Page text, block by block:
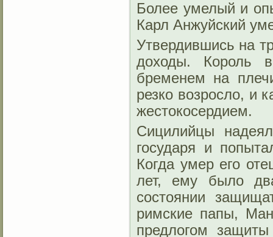
Более умелый и
Карл Анжуйский
Утвердившись на
доходы. Король
бременем на
резко возросло, и
жестокосердием.
Сицилийцы
государя и
Когда умер его
лет, ему было
состоянии
римские папы,
предлогом